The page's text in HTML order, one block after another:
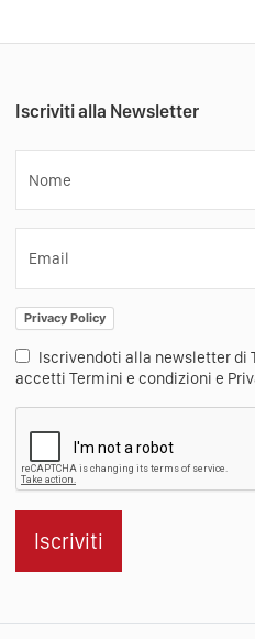
Iscriviti alla Newsletter
Nome
Email
Privacy Policy
Iscrivendoti alla newsletter di
accetti Termini e condizioni e
Iscriviti